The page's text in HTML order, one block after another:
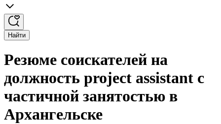
Найти
Резюме соискателей на
должность project assistant с
частичной занятостью в
Архангельске